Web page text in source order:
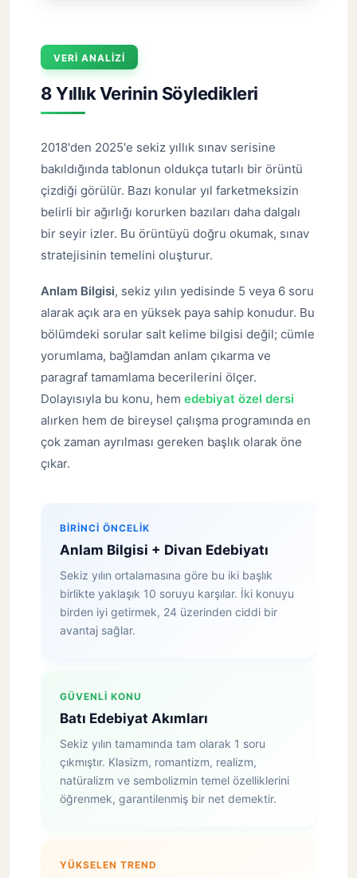
VERI ANALIZI
8 Yıllık Verinin Söyledikleri
2018'den 2025'e sekiz yıllık sınav serisine
bakıldığında tablonun oldukça tutarlı bir örüntü
çizdiği görülür. Bazı konular yıl farketmeksizin
belirli bir ağırlığı korurken bazıları daha dalgalı
bir seyir izler. Bu örüntüyü doğru okumak, sınav
stratejisinin temelini oluşturur.
Anlam Bilgisi, sekiz yılın yedisinde 5 veya 6 soru
alarak açık ara en yüksek paya sahip konudur. Bu
bölümdeki sorular salt kelime bilgisi değil; cümle
yorumlama, bağlamdan anlam çıkarma ve
paragraf tamamlama becerilerini ölçer.
Dolayısıyla bu konu, hem edebiyat özel dersi
alırken hem de bireysel çalışma programında en
çok zaman ayrılması gereken başlık olarak öne
çıkar.
BIRINCI ÖNCELIK
Anlam Bilgisi + Divan Edebiyatı
Sekiz yılın ortalamasına göre bu iki başlık
birlikte yaklaşık 10 soruyu karşılar. İki konuyu
birden iyi getirmek, 24 üzerinden ciddi bir
avantaj sağlar.
GÜVENLI KONU
Batı Edebiyat Akımları
Sekiz yılın tamamında tam olarak 1 soru
çıkmıştır. Klasizm, romantizm, realizm,
natüralizm ve sembolizmin temel özelliklerini
öğrenmek, garantilenmiş bir net demektir.
YÜKSELEN TREND